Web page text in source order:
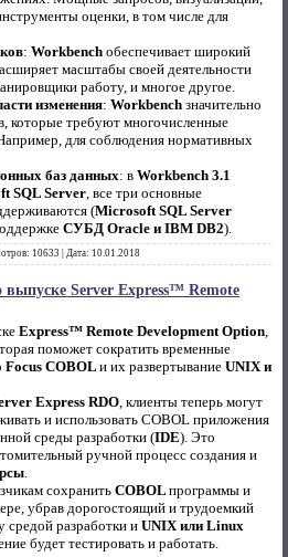
оценки, в том числе для
: Workbench обеспечивает широкий
масштабы своей деятельности
работу, и многое другое.
изменения: Workbench значительно
которые требуют многочисленные
для соблюдения нормативных
баз данных: в Workbench 3.1
SQL Server, все три основные
(Microsoft SQL Server
СУБД Oracle и IBM DB2).
10633 Дата: 10.01.2018
выпуске Server Express™ Remote
Express™ Remote Development Option,
поможет сократить временные
COBOL и их развертывание UNIX и
Express RDO, клиенты теперь могут
и использовать COBOL приложения
среды разработки (IDE). Это
ручной процесс создания и
.
сохранить COBOL программы и
убрав дорогостоящий и трудоемкий
средой разработки и UNIX или Linux
будет тестировать и работать.